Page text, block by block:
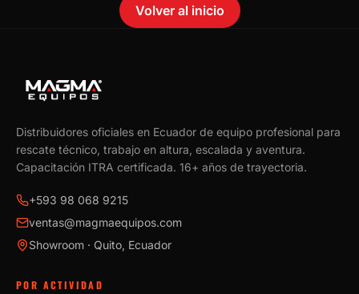
Volver al inicio
Distribuidores oficiales en Ecuador de equipo profesional para
rescate técnico, trabajo en altura, escalada y aventura.
Capacitación ITRA certificada. 16+ años de trayectoria.
+593 98 068 9215
ventas@magmaequipos.com
Showroom · Quito, Ecuador
POR ACTIVIDAD